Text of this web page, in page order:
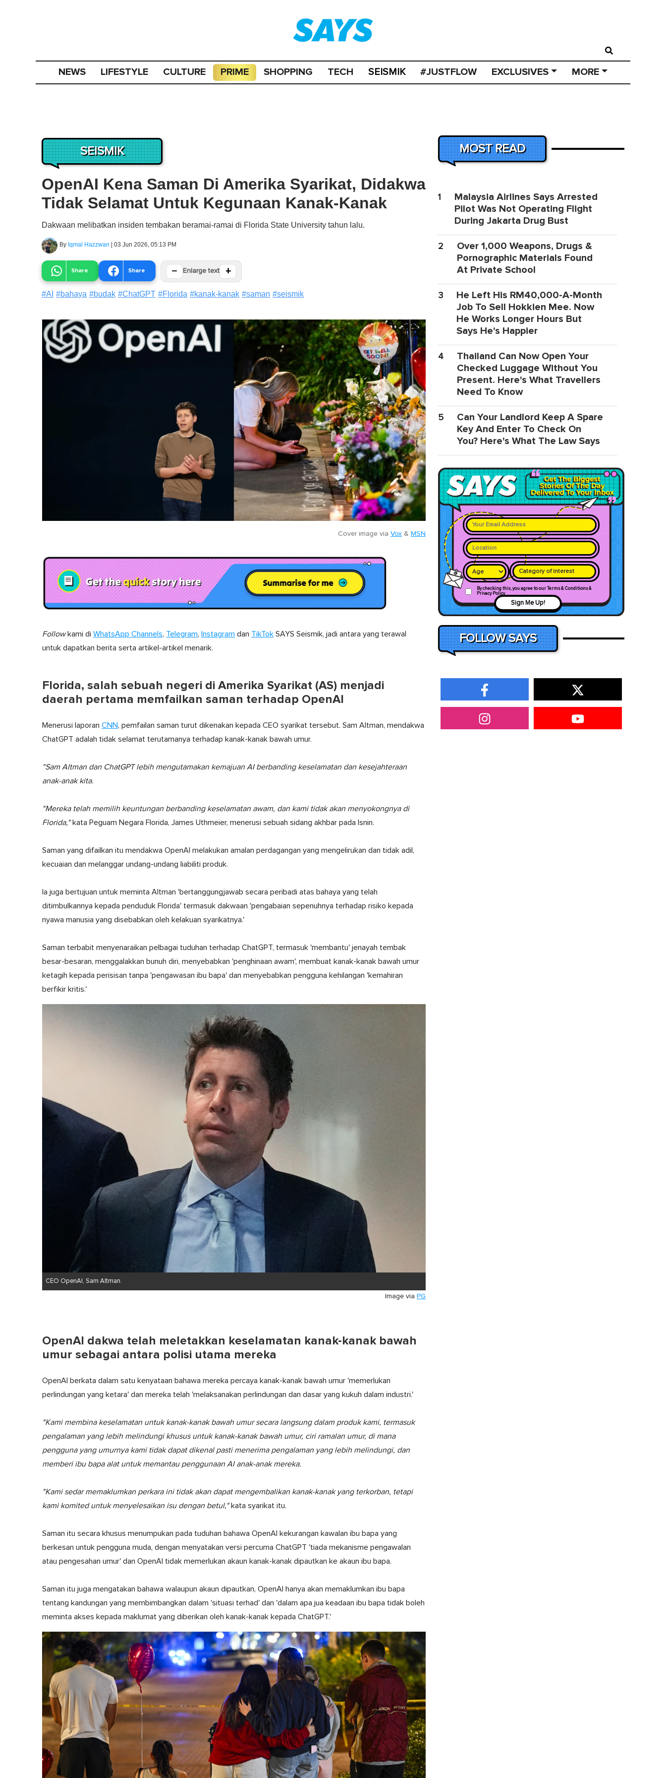
NEWS LIFESTYLE CULTURE PRIME SHOPPING TECH SEISMIK #JUSTFLOW EXCLUSIVES MORE
SEISMIK
OpenAI Kena Saman Di Amerika Syarikat, Didakwa
Tidak Selamat Untuk Kegunaan Kanak-Kanak
Dakwaan melibatkan insiden tembakan beramai-ramai di Florida State University tahun lalu.
By Iqmal Hazzwan | 03 Jun 2026, 05:13 PM
Share Share − Enlarge text +
#AI #bahaya #budak #ChatGPT #Florida #kanak-kanak #saman #seismik
Cover image via Vox & MSN
Followkami di WhatsApp Channels, Telegram, Instagram dan TikTok SAYS Seismik, jadi antara yang terawal
untuk dapatkan berita serta artikel-artikel menarik.
Florida, salah sebuah negeri di Amerika Syarikat (AS) menjadi
daerah pertama memfailkan saman terhadap OpenAI
Menerusi laporan CNN, pemfailan saman turut dikenakan kepada CEO syarikat tersebut. Sam Altman, mendakwa
ChatGPT adalah tidak selamat terutamanya terhadap kanak-kanak bawah umur.
"Sam Altman dan ChatGPT lebih mengutamakan kemajuan AI berbanding keselamatan dan kesejahteraan
anak-anak kita.
"Mereka telah memilih keuntungan berbanding keselamatan awam, dan kami tidak akan menyokongnya di
Florida,"kata Peguam Negara Florida, James Uthmeier, menerusi sebuah sidang akhbar pada Isnin.
Saman yang difailkan itu mendakwa OpenAI melakukan amalan perdagangan yang mengelirukan dan tidak adil,
kecuaian dan melanggar undang-undang liabiliti produk.
Ia juga bertujuan untuk meminta Altman 'bertanggungjawab secara peribadi atas bahaya yang telah
ditimbulkannya kepada penduduk Florida' termasuk dakwaan 'pengabaian sepenuhnya terhadap risiko kepada
nyawa manusia yang disebabkan oleh kelakuan syarikatnya.'
Saman terbabit menyenaraikan pelbagai tuduhan terhadap ChatGPT, termasuk 'membantu' jenayah tembak
besar-besaran, menggalakkan bunuh diri, menyebabkan 'penghinaan awam', membuat kanak-kanak bawah umur
ketagih kepada perisisan tanpa 'pengawasan ibu bapa' dan menyebabkan pengguna kehilangan 'kemahiran
berfikir kritis.'
CEO OpenAI, Sam Altman.
Image via PG
OpenAI dakwa telah meletakkan keselamatan kanak-kanak bawah
umur sebagai antara polisi utama mereka
OpenAI berkata dalam satu kenyataan bahawa mereka percaya kanak-kanak bawah umur 'memerlukan
perlindungan yang ketara' dan mereka telah 'melaksanakan perlindungan dan dasar yang kukuh dalam industri.'
"Kami membina keselamatan untuk kanak-kanak bawah umur secara langsung dalam produk kami, termasuk
pengalaman yang lebih melindungi khusus untuk kanak-kanak bawah umur, ciri ramalan umur, di mana
pengguna yang umurnya kami tidak dapat dikenal pasti menerima pengalaman yang lebih melindungi, dan
memberi ibu bapa alat untuk memantau penggunaan AI anak-anak mereka.
"Kami sedar memaklumkan perkara ini tidak akan dapat mengembalikan kanak-kanak yang terkorban, tetapi
kami komited untuk menyelesaikan isu dengan betul,"kata syarikat itu.
Saman itu secara khusus menumpukan pada tuduhan bahawa OpenAI kekurangan kawalan ibu bapa yang
berkesan untuk pengguna muda, dengan menyatakan versi percuma ChatGPT 'tiada mekanisme pengawalan
atau pengesahan umur' dan OpenAI tidak memerlukan akaun kanak-kanak dipautkan ke akaun ibu bapa.
Saman itu juga mengatakan bahawa walaupun akaun dipautkan, OpenAI hanya akan memaklumkan ibu bapa
tentang kandungan yang membimbangkan dalam 'situasi terhad' dan 'dalam apa jua keadaan ibu bapa tidak boleh
meminta akses kepada maklumat yang diberikan oleh kanak-kanak kepada ChatGPT.'
MOST READ
1
Malaysia Airlines Says Arrested
Pilot Was Not Operating Flight
During Jakarta Drug Bust
2
Over 1,000 Weapons, Drugs &
Pornographic Materials Found
At Private School
3
He Left His RM40,000-A-Month
Job To Sell Hokkien Mee. Now
He Works Longer Hours But
Says He's Happier
4
Thailand Can Now Open Your
Checked Luggage Without You
Present. Here's What Travellers
Need To Know
5
Can Your Landlord Keep A Spare
Key And Enter To Check On
You? Here's What The Law Says
Category of interest
By checking this, you agree to our Terms & Conditions &
Privacy Policy
Sign Me Up!
FOLLOW SAYS